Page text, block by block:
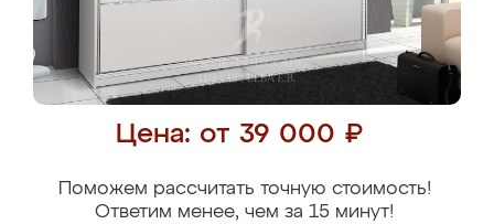
Цена: от 39 000 ₽
Поможем рассчитать точную стоимость!
Ответим менее, чем за 15 минут!